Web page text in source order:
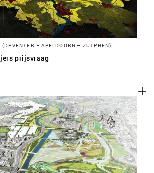
(DEVENTER – APELDOORN – ZUTPHEN)
prijsvraag